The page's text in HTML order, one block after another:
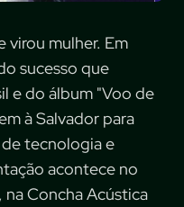
virou mulher. Em
sucesso que
e do álbum "Voo de
à Salvador para
tecnologia e
acontece no
na Concha Acústica